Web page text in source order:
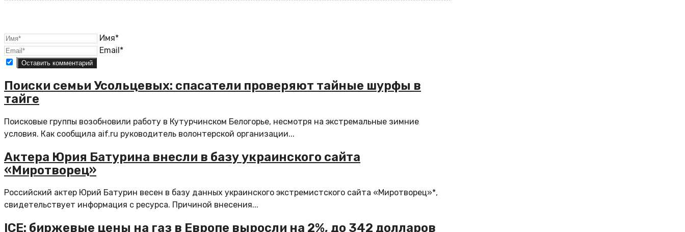
Имя*
Email*
Поиски семьи Усольцевых: спасатели проверяют тайные шурфы в
тайге
Поисковые группы возобновили работу в Кутурчинском Белогорье, несмотря на экстремальные зимние
условия. Как сообщила aif.ru руководитель волонтерской организации...
Актера Юрия Батурина внесли в базу украинского сайта
«Миротворец»
Российский актер Юрий Батурин весен в базу данных украинского экстремистского сайта «Миротворец»*,
свидетельствует информация с ресурса. Причиной внесения...
ICE: биржевые цены на газ в Европе выросли на 2%, до 342 долларов